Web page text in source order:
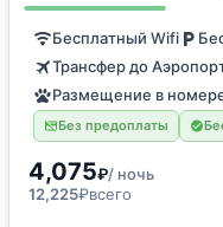
Бесплатный Wifi
Трансфер до
Размещение в
Без предоплаты
4,075₽/ ночь
12,225₽всего